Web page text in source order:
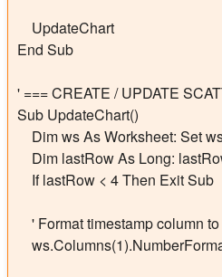
    UpdateChart
End Sub
' === CREATE / UPDATE
Sub UpdateChart()
Dim ws As Worksheet: Set
Dim lastRow As Long:
    If lastRow < 4 Then Exit Sub
' Format timestamp column